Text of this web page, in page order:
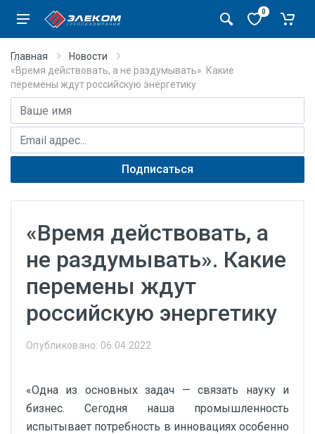
0
Главная
Новости
«Время действовать, а не раздумывать». Какие
перемены ждут российскую энергетику
Имя
E-mail адрес
Подписаться
«Время действовать, а
не раздумывать». Какие
перемены ждут
российскую энергетику
Опубликовано: 06.04.2022
«Одна из основных задач — связать науку и
бизнес. Сегодня наша промышленность
испытывает потребность в инновациях особенно